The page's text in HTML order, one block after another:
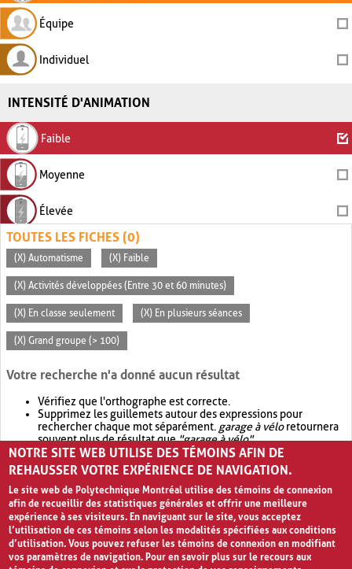
Équipe
Individuel
INTENSITÉ D'ANIMATION
Faible
Moyenne
Élevée
TOUTES LES FICHES (0)
(X) Automatisme (X) Faible
(X) Activités développées (Entre 30 et 60 minutes)
(X) En classe seulement (X) En plusieurs séances
(X) Grand groupe (> 100)
Votre recherche n'a donné aucun résultat
Vérifiez que l'orthographe est correcte.
Supprimez les guillemets autour des expressions pour
rechercher chaque mot séparément. garage à véloretournera
souvent plus de résultat que"garage à vélo".
Envisagez d'élargir votre recherche avec OR.garage OR vélo
retournera souvent plus de résultat quegarage à vélo
NOTRE SITE WEB UTILISE DES TÉMOINS AFIN DE
REHAUSSER VOTRE EXPÉRIENCE DE NAVIGATION.
Le site web de Polytechnique Montréal utilise des témoins de connexion
afin de recueillir des statistiques générales et offrir une meilleure
expérience à ses visiteurs. En naviguant sur le site, vous acceptez
l’utilisation de ces témoins selon les modalités spécifiées aux conditions
d’utilisation. Vous pouvez refuser les témoins de connexion en modifiant
vos paramètres de navigation. Pour en savoir plus sur le recours aux